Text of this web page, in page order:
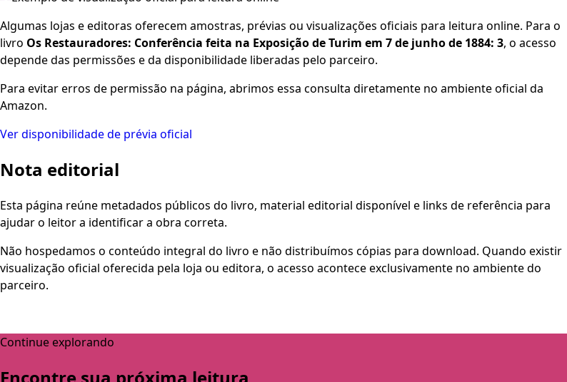
Algumas lojas e editoras oferecem amostras, prévias ou visualizações oficiais para leitura online. Para o
livro Os Restauradores: Conferência feita na Exposição de Turim em 7 de junho de 1884: 3, o acesso
depende das permissões e da disponibilidade liberadas pelo parceiro.
Para evitar erros de permissão na página, abrimos essa consulta diretamente no ambiente oficial da
Amazon.
Ver disponibilidade de prévia oficial
Nota editorial
Esta página reúne metadados públicos do livro, material editorial disponível e links de referência para
ajudar o leitor a identificar a obra correta.
Não hospedamos o conteúdo integral do livro e não distribuímos cópias para download. Quando existir
visualização oficial oferecida pela loja ou editora, o acesso acontece exclusivamente no ambiente do
parceiro.
Continue explorando
Encontre sua próxima leitura